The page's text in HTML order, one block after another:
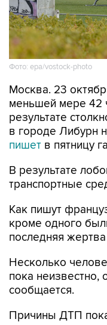
Фото: epa/vostock-photo
Москва. 23
меньшей мере 42
результате
в городе Либурн
пишет в пятницу
В результате
транспортные
Как пишут
кроме одного
последняя
Несколько
пока неизвестно,
сообщается.
Причины ДТП